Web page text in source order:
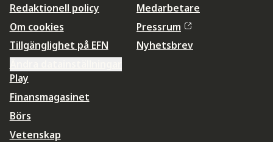
Redaktionell policy
Om cookies
Tillgänglighet på EFN
Medarbetare
Pressrum
Nyhetsbrev
Play
Finansmagasinet
Börs
Vetenskap